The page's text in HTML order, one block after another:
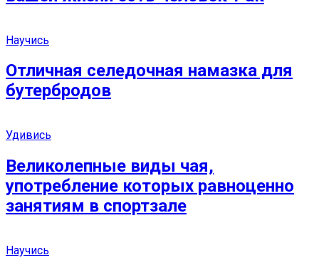
Научись
Отличная селедочная намазка для
бутербродов
Удивись
Великолепные виды чая,
употребление которых равноценно
занятиям в спортзале
Научись